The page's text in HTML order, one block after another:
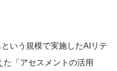
いう規模で実施したAIリテ
「アセスメントの活用